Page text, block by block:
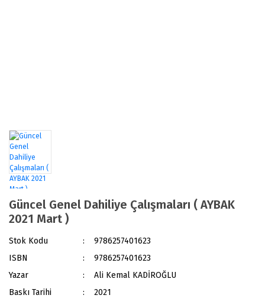
Güncel Genel Dahiliye Çalışmaları ( AYBAK
2021 Mart )
Stok Kodu
9786257401623
ISBN
9786257401623
Yazar
Ali Kemal KADİROĞLU
Baskı Tarihi
2021